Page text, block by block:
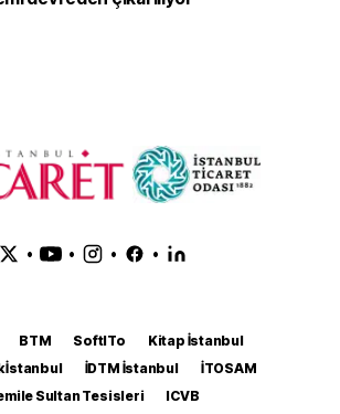
• • • •
BTM SoftITo
Kitap İstanbul
İstanbul
İDTM İstanbul
İTOSAM
Sultan Tesisleri
ICVB